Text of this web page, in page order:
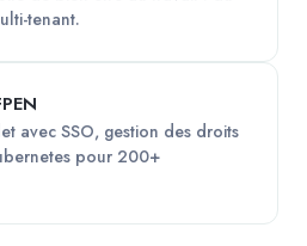
tenant.
avec SSO, gestion des droits
pour 200+